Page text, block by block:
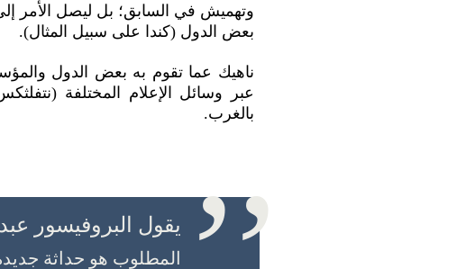
وتهميش في السابق؛ بل ليصل الأمر
بعض الدول (كندا على سبيل المثال).
ناهيك عما تقوم به بعض الدول
عبر وسائل الإعلام المختلفة
بالغرب.
يقول البروفيسور
المطلوب هو حداثة
,,